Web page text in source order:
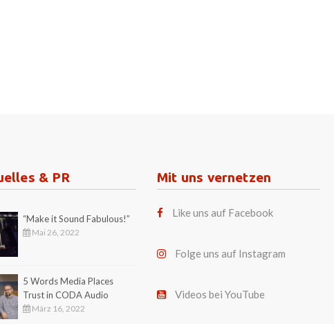
& PR
“Make it Sound Fabulous!”
Mai 26, 2022
5 Words Media Places
Trust in CODA Audio
März 16, 2022
Mit uns vernetzen
Like uns auf Facebook
Folge uns auf Instagram
Videos bei YouTube